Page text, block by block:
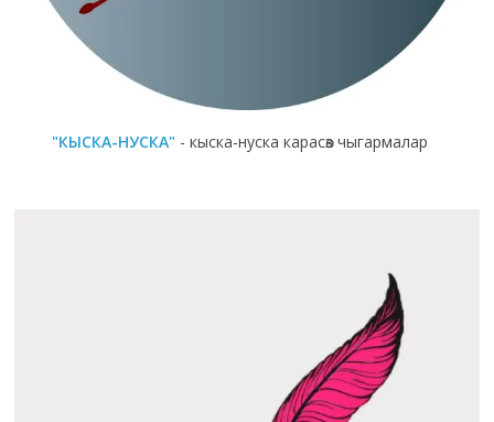
"КЫСКА-НУСКА" - кыска-нуска карасөз чыгармалар